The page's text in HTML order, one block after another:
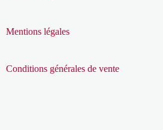
Mentions légales
Conditions générales de vente